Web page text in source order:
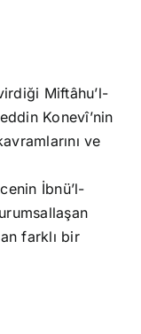
Miftâhu’l-
Konevî’nin
ve
İbnü’l-
farklı bir